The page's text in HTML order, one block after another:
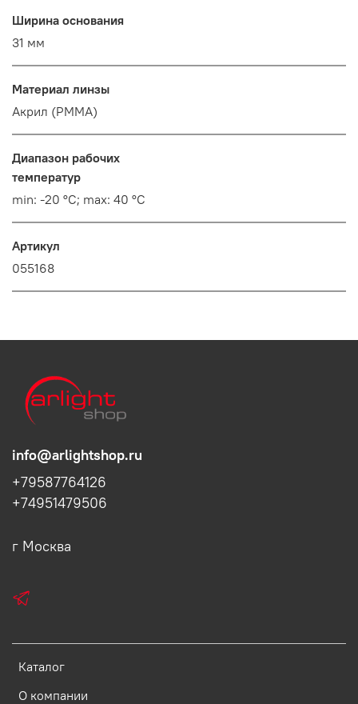
Ширина основания
31 мм
Материал линзы
Акрил (PMMA)
Диапазон рабочих
температур
min: -20 °C; max: 40 °C
Артикул
055168
Каталог
О компании
info@arlightshop.ru
+79587764126
+74951479506
г Москва